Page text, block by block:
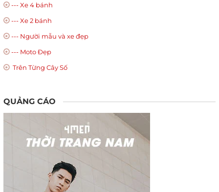
--- Xe 4 bánh
--- Xe 2 bánh
--- Người mẫu và xe đẹp
--- Moto Đẹp
Trên Từng Cây Số
QUẢNG CÁO